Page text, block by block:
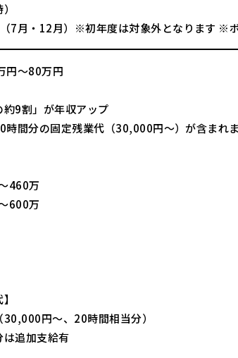
7月・12月）※初年度は対象外となります ※
円～80万円
9割」が年収アップ
間分の固定残業代（30,000円～）が含まれ
460万
600万
30,000円～、20時間相当分）
追加支給有